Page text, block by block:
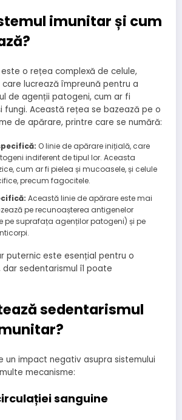
imunitar și cum
o rețea complexă de celule,
lucrează împreună pentru a
de agenții patogeni, cum ar fi
fungi. Această rețea se bazează pe o
de apărare, printre care se numără:
O linie de apărare inițială, care
indiferent de tipul lor. Aceasta
cum ar fi pielea și mucoasele, și celule
precum fagocitele.
Această linie de apărare este mai
pe recunoașterea antigenelor
pe suprafața agenților patogeni) și pe
puternic este esențial pentru o
sedentarismul îl poate
sedentarismul
un impact negativ asupra sistemului
mecanisme:
sanguine